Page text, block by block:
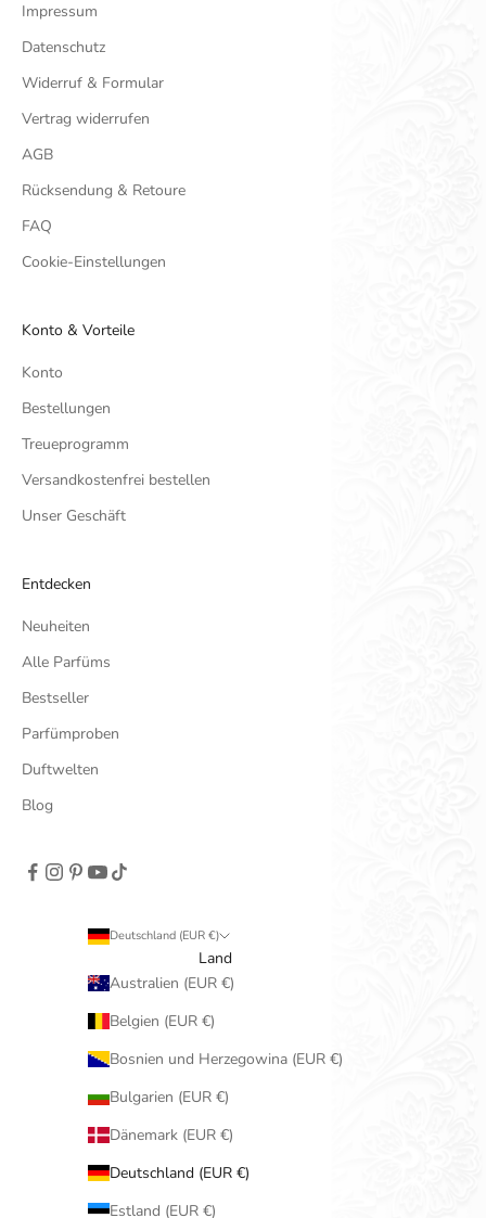
Impressum
Datenschutz
Widerruf & Formular
Vertrag widerrufen
AGB
Rücksendung & Retoure
FAQ
Cookie-Einstellungen
Konto & Vorteile
Konto
Bestellungen
Treueprogramm
Versandkostenfrei bestellen
Unser Geschäft
Entdecken
Neuheiten
Alle Parfüms
Bestseller
Parfümproben
Duftwelten
Blog
Deutschland (EUR €)
Land
Australien (EUR €)
Belgien (EUR €)
Bosnien und Herzegowina (EUR €)
Bulgarien (EUR €)
Dänemark (EUR €)
Deutschland (EUR €)
Estland (EUR €)